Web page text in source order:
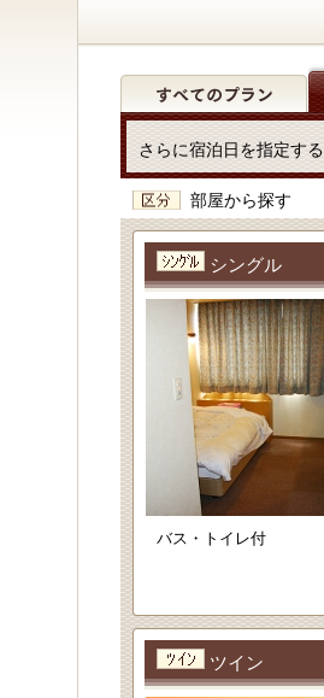
さらに宿泊日を指定する
部屋から探す
シングル
バス・トイレ付
ツイン